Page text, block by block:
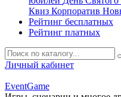
Квиз Корпоратив
Рейтинг бесплатных
Рейтинг платных
Личный кабинет
EventGame